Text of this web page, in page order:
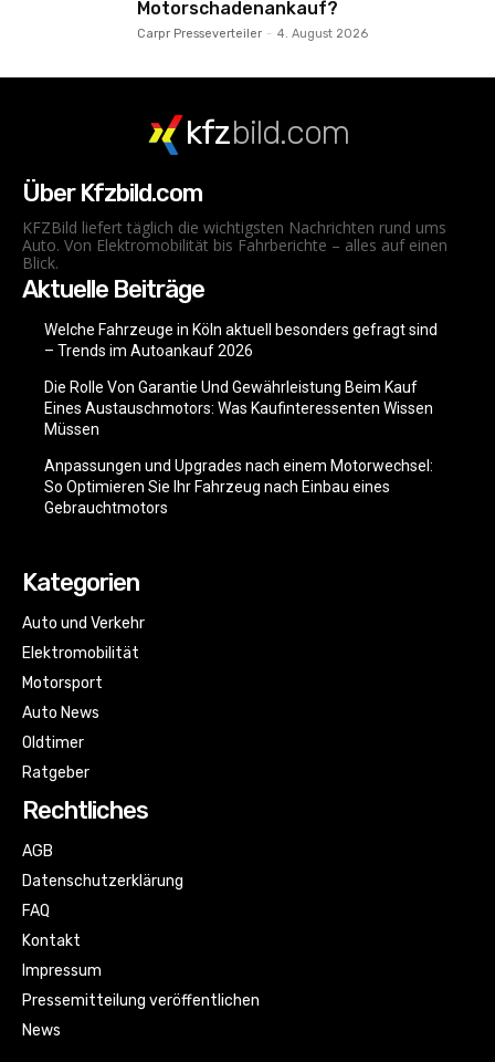
Motorschadenankauf?
Carpr Presseverteiler - 4. August 2026
kfzbild.com
Über Kfzbild.com
KFZBild liefert täglich die wichtigsten Nachrichten rund ums
Auto. Von Elektromobilität bis Fahrberichte – alles auf einen
Blick.
Aktuelle Beiträge
Welche Fahrzeuge in Köln aktuell besonders gefragt sind
– Trends im Autoankauf 2026
Die Rolle Von Garantie Und Gewährleistung Beim Kauf
Eines Austauschmotors: Was Kaufinteressenten Wissen
Müssen
Anpassungen und Upgrades nach einem Motorwechsel:
So Optimieren Sie Ihr Fahrzeug nach Einbau eines
Gebrauchtmotors
Kategorien
Auto und Verkehr
Elektromobilität
Motorsport
Auto News
Oldtimer
Ratgeber
Rechtliches
AGB
Datenschutzerklärung
FAQ
Kontakt
Impressum
Pressemitteilung veröffentlichen
News